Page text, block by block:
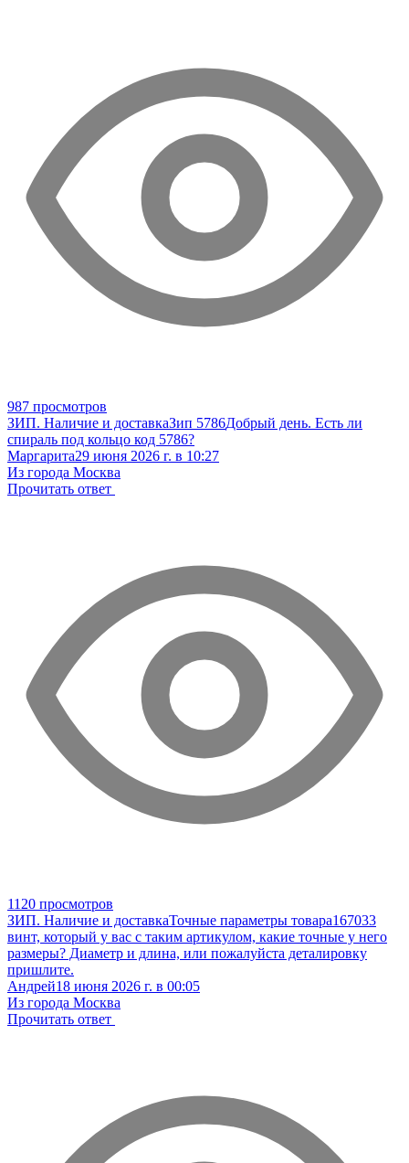
987 просмотров
ЗИП. Наличие и доставкаЗип 5786Добрый день. Есть ли
спираль под кольцо код 5786?
Маргарита29 июня 2026 г. в 10:27
Из города Москва
Прочитать ответ
1120 просмотров
ЗИП. Наличие и доставкаТочные параметры товара167033
винт, который у вас с таким артикулом, какие точные у него
размеры? Диаметр и длина, или пожалуйста деталировку
пришлите.
Андрей18 июня 2026 г. в 00:05
Из города Москва
Прочитать ответ